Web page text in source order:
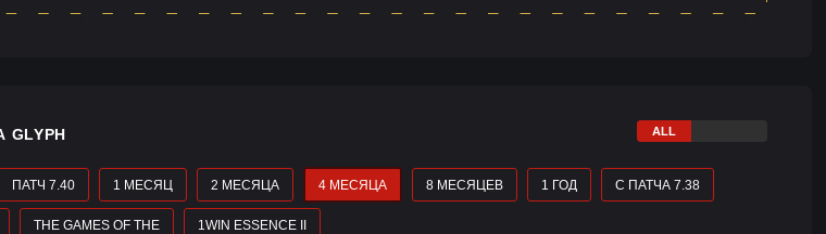
ПАТЧ 7.40 1 МЕСЯЦ 2 МЕСЯЦА 4 МЕСЯЦА 8 МЕСЯЦЕВ 1 ГОД С ПАТЧА 7.38
THE GAMES OF THE 1WIN ESSENCE II